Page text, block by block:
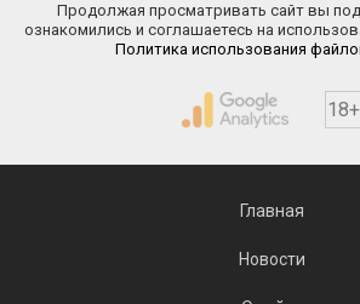
Продолжая просматривать сайт вы
ознакомились и соглашаетесь на
Политика использования
18+
Главная
Новости